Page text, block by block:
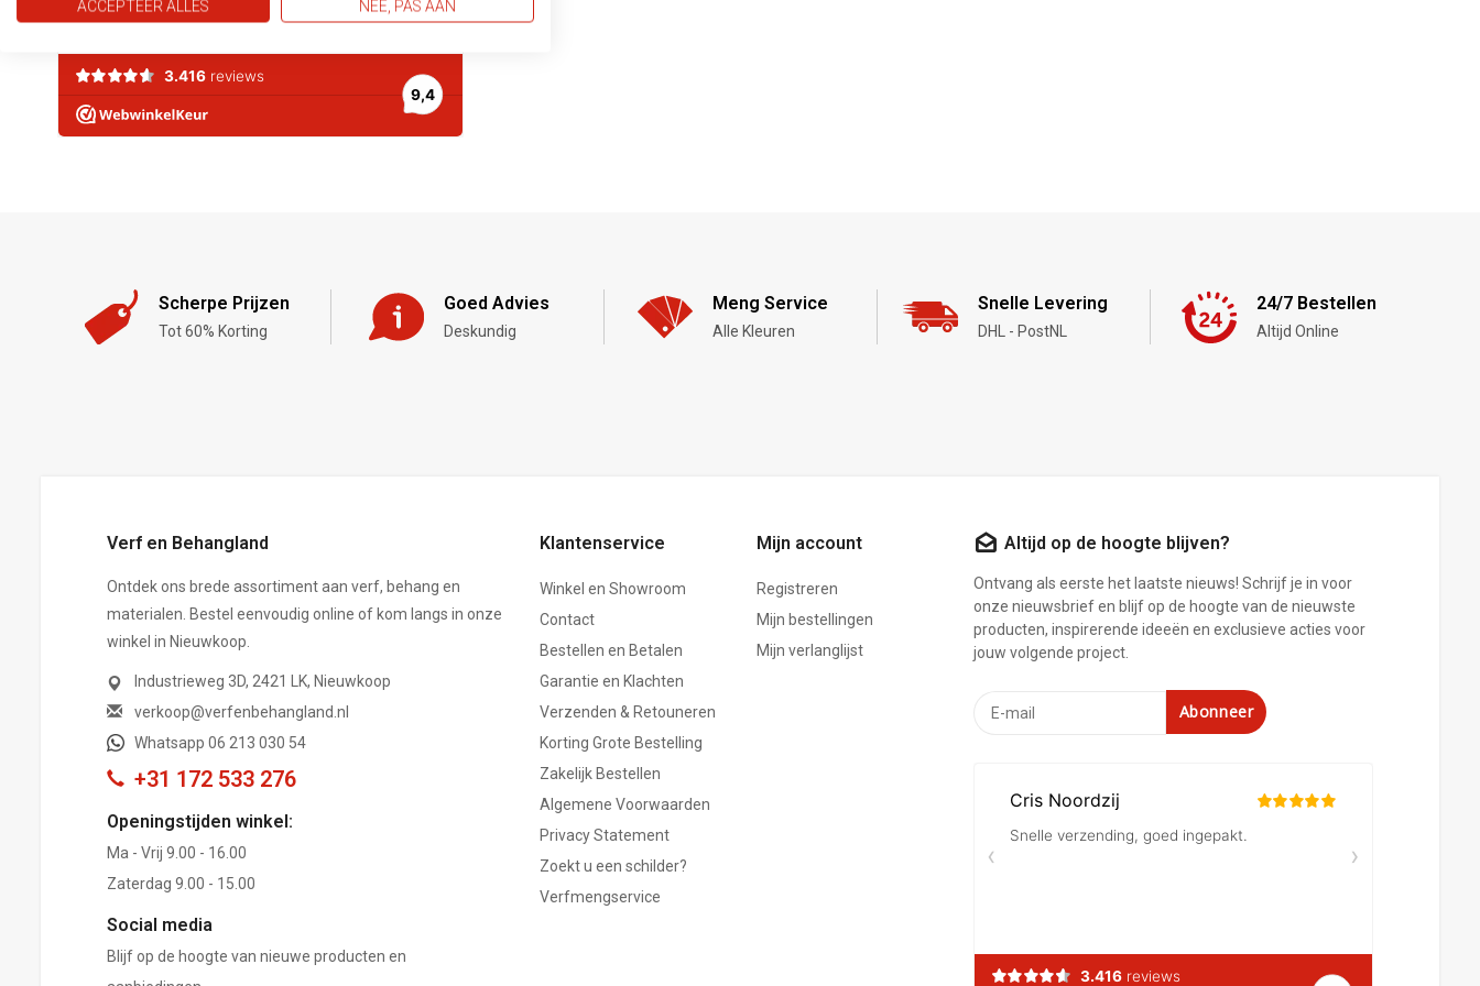
Scherpe Prijzen
Tot 60% Korting
Goed Advies
Deskundig
Meng Service
Alle Kleuren
Snelle Levering
DHL - PostNL
24/7 Bestellen
Altijd Online
Verf en Behangland
Ontdek ons brede assortiment aan verf, behang en
materialen. Bestel eenvoudig online of kom langs in onze
winkel in Nieuwkoop.
Industrieweg 3D, 2421 LK, Nieuwkoop
verkoop@verfenbehangland.nl
Whatsapp 06 213 030 54
+31 172 533 276
Openingstijden winkel:
Ma - Vrij 9.00 - 16.00
Zaterdag 9.00 - 15.00
Social media
Blijf op de hoogte van nieuwe producten en
Klantenservice
Winkel en Showroom
Contact
Bestellen en Betalen
Garantie en Klachten
Verzenden & Retouneren
Korting Grote Bestelling
Zakelijk Bestellen
Algemene Voorwaarden
Privacy Statement
Zoekt u een schilder?
Verfmengservice
Mijn account
Registreren
Mijn bestellingen
Mijn verlanglijst
Altijd op de hoogte blijven?
Ontvang als eerste het laatste nieuws! Schrijf je in voor
onze nieuwsbrief en blijf op de hoogte van de nieuwste
producten, inspirerende ideeën en exclusieve acties voor
jouw volgende project.
Abonneer
ACCEPTEER ALLES NEE, PAS AAN